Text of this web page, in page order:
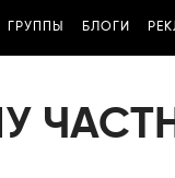
ГРУППЫ БЛОГИ